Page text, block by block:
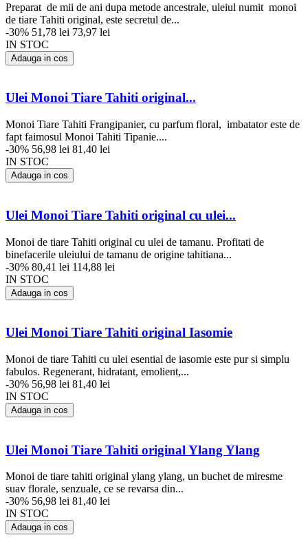
Preparat de mii de ani dupa metode ancestrale, uleiul numit monoi
de tiare Tahiti original, este secretul de...
-30% 51,78 lei 73,97 lei
IN STOC
Adauga in cos
Ulei Monoi Tiare Tahiti original...
Monoi Tiare Tahiti Frangipanier, cu parfum floral, imbatator este de
fapt faimosul Monoi Tahiti Tipanie....
-30% 56,98 lei 81,40 lei
IN STOC
Adauga in cos
Ulei Monoi Tiare Tahiti original cu ulei...
Monoi de tiare Tahiti original cu ulei de tamanu. Profitati de
binefacerile uleiului de tamanu de origine tahitiana...
-30% 80,41 lei 114,88 lei
IN STOC
Adauga in cos
Ulei Monoi Tiare Tahiti original Iasomie
Monoi de tiare Tahiti cu ulei esential de iasomie este pur si simplu
fabulos. Regenerant, hidratant, emolient,...
-30% 56,98 lei 81,40 lei
IN STOC
Adauga in cos
Ulei Monoi Tiare Tahiti original Ylang Ylang
Monoi de tiare tahiti original ylang ylang, un buchet de miresme
suav florale, senzuale, ce se revarsa din...
-30% 56,98 lei 81,40 lei
IN STOC
Adauga in cos